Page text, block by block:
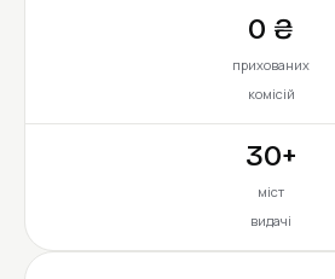
0 ₴
прихованих
комісій
30+
міст
видачі